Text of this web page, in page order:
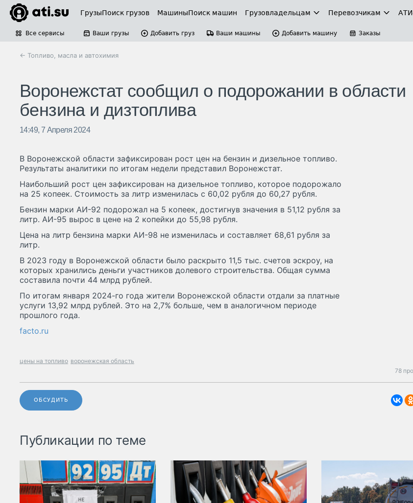
ГрузыПоиск грузов МашиныПоиск машин Грузовладельцам Перевозчикам
Все сервисы Ваши грузы Добавить груз Ваши машины Добавить машину Заказы
← Топливо, масла и автохимия
Воронежстат сообщил о подорожании в области
бензина и дизтоплива
14:49, 7 Апреля 2024
В Воронежской области зафиксирован рост цен на бензин и дизельное топливо.
Результаты аналитики по итогам недели представил Воронежстат.
Наибольший рост цен зафиксирован на дизельное топливо, которое подорожало
на 25 копеек. Стоимость за литр изменилась с 60,02 рубля до 60,27 рубля.
Бензин марки АИ-92 подорожал на 5 копеек, достигнув значения в 51,12 рубля за
литр. АИ-95 вырос в цене на 2 копейки до 55,98 рубля.
Цена на литр бензина марки АИ-98 не изменилась и составляет 68,61 рубля за
литр.
В 2023 году в Воронежской области было раскрыто 11,5 тыс. счетов эскроу, на
которых хранились деньги участников долевого строительства. Общая сумма
составила почти 44 млрд рублей.
По итогам января 2024-го года жители Воронежской области отдали за платные
услуги 13,92 млрд рублей. Это на 2,7% больше, чем в аналогичном периоде
прошлого года.
facto.ru
цены на топливо воронежская область
78
ОБСУДИТЬ
Публикации по теме